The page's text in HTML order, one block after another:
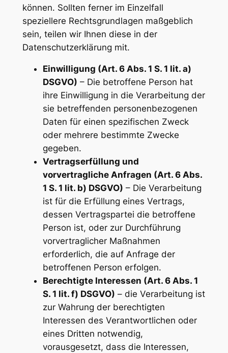
können. Sollten ferner im Einzelfall
speziellere Rechtsgrundlagen maßgeblich
sein, teilen wir Ihnen diese in der
Datenschutzerklärung mit.
Einwilligung (Art. 6 Abs. 1 S. 1 lit. a)
DSGVO) – Die betroffene Person hat
ihre Einwilligung in die Verarbeitung der
sie betreffenden personenbezogenen
Daten für einen spezifischen Zweck
oder mehrere bestimmte Zwecke
gegeben.
Vertragserfüllung und
vorvertragliche Anfragen (Art. 6 Abs.
1 S. 1 lit. b) DSGVO) – Die Verarbeitung
ist für die Erfüllung eines Vertrags,
dessen Vertragspartei die betroffene
Person ist, oder zur Durchführung
vorvertraglicher Maßnahmen
erforderlich, die auf Anfrage der
betroffenen Person erfolgen.
Berechtigte Interessen (Art. 6 Abs. 1
S. 1 lit. f) DSGVO) – die Verarbeitung ist
zur Wahrung der berechtigten
Interessen des Verantwortlichen oder
eines Dritten notwendig,
vorausgesetzt, dass die Interessen,